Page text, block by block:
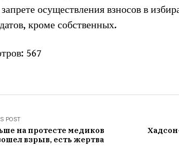
осуществления взносов в
кроме собственных.
567
POST
на протесте медиков
взрыв, есть жертва